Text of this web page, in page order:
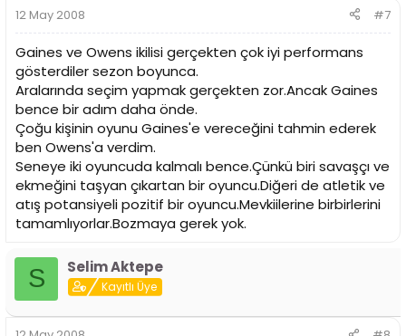
12 May 2008 #7
Gaines ve Owens ikilisi gerçekten çok iyi performans
gösterdiler sezon boyunca.
Aralarında seçim yapmak gerçekten zor.Ancak Gaines
bence bir adım daha önde.
Çoğu kişinin oyunu Gaines'e vereceğini tahmin ederek
ben Owens'a verdim.
Seneye iki oyuncuda kalmalı bence.Çünkü biri savaşçı ve
ekmeğini taşyan çıkartan bir oyuncu.Diğeri de atletik ve
atış potansiyeli pozitif bir oyuncu.Mevkiilerine birbirlerini
tamamlıyorlar.Bozmaya gerek yok.
S Selim Aktepe
Kayıtlı Üye